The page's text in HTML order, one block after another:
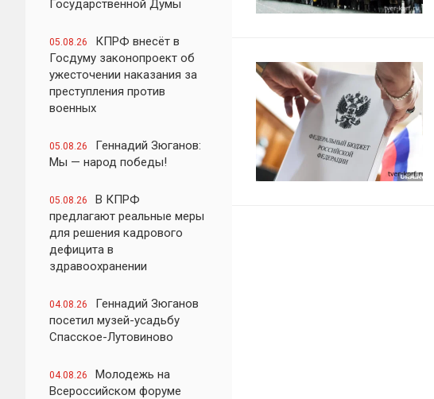
Государственной Думы
05.08.26
КПРФ внесёт в
Госдуму законопроект об
ужесточении наказания за
преступления против
военных
05.08.26
Геннадий Зюганов:
Мы — народ победы!
05.08.26
В КПРФ
предлагают реальные меры
для решения кадрового
дефицита в
здравоохранении
04.08.26
Геннадий Зюганов
посетил музей-усадьбу
Спасское-Лутовиново
04.08.26
Молодежь на
Всероссийском форуме